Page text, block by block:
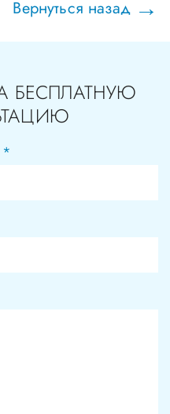
Вернуться назад
БЕСПЛАТНУЮ
*